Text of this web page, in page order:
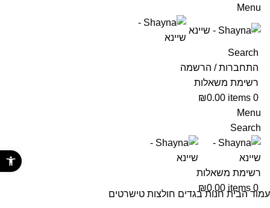
Menu
Search
התחברות / הרשמה
רשימת משאלות
0
items
₪0.00
Menu
Search
רשימת משאלות
0
items
₪0.00
עמוד הביתחנותבגדים חולצות טישרטים
פתח סרגל